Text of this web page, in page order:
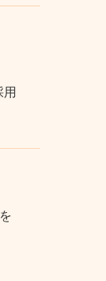
用